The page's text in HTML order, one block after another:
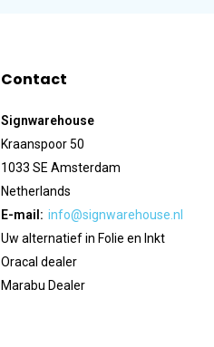
Contact
Signwarehouse
Kraanspoor 50
1033 SE Amsterdam
Netherlands
E-mail: info@signwarehouse.nl
Uw alternatief in Folie en Inkt
Oracal dealer
Marabu Dealer